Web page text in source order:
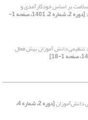
بر اساس خودکارآمدی و
[دوره 2، شماره 2، 1401، صفحه 1-
تنظیمی دانش آموزان بیش فعال
دانش‌آموزان [دوره 2، شماره 4،